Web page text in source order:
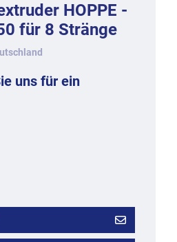
HOPPE -
für 8 Stränge
uns für ein